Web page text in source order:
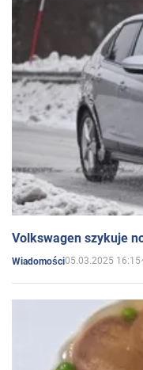
Volkswagen szykuje
Wiadomości05.03.2025 16:15